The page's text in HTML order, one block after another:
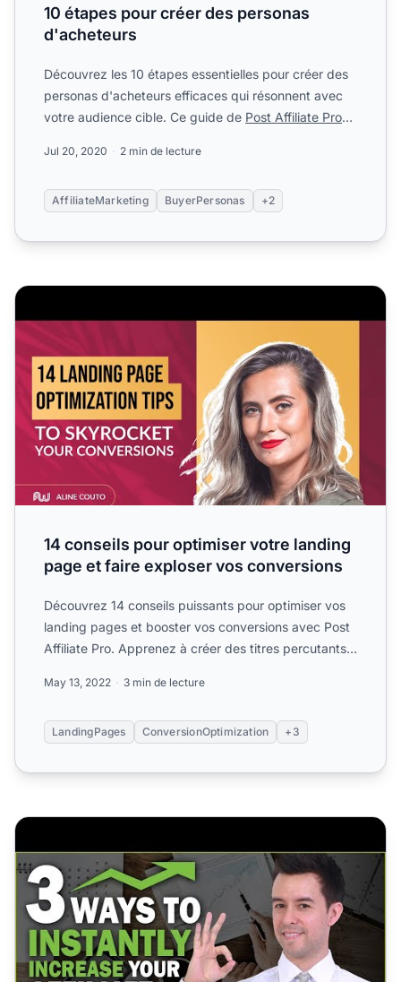
10 étapes pour créer des personas
d'acheteurs
Découvrez les 10 étapes essentielles pour créer des
personas d'acheteurs efficaces qui résonnent avec
votre audience cible. Ce guide de Post Affiliate Pro
Jul 20, 2020 2 min de lecture
AffiliateMarketing BuyerPersonas +2
14 conseils pour optimiser votre landing page et faire
14 conseils pour optimiser votre landing
page et faire exploser vos conversions
Découvrez 14 conseils puissants pour optimiser vos
landing pages et booster vos conversions avec Post
Affiliate Pro. Apprenez à créer des titres percutants,
May 13, 2022 3 min de lecture
LandingPages ConversionOptimization +3
3 façons d’augmenter instantanément vos revenus